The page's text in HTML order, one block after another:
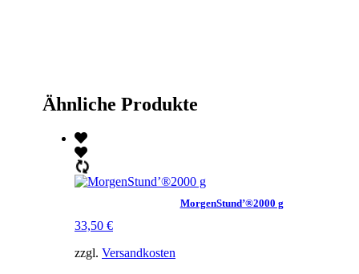
Ähnliche Produkte
MorgenStund’®2000 g
33,50 €
zzgl. Versandkosten